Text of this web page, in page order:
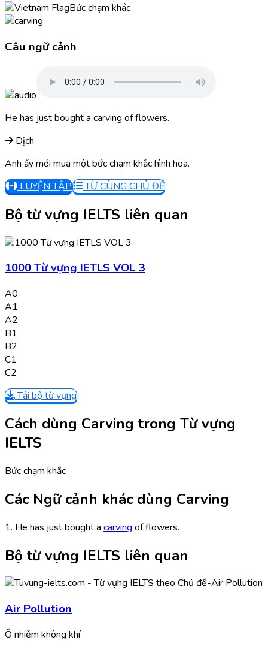
Bức chạm khắc
Câu ngữ cảnh
He has just bought a carving of flowers.
Dịch
Anh ấy mới mua một bức chạm khắc hình hoa.
LUYỆN TẬP
TỪ CÙNG CHỦ ĐỀ
Bộ từ vựng IELTS liên quan
1000 Từ vựng IETLS VOL 3
A0
A1
A2
B1
B2
C1
C2
Tải bộ từ vựng
Cách dùng Carving trong Từ vựng
IELTS
Bức chạm khắc
Các Ngữ cảnh khác dùng Carving
1. He has just bought a carving of flowers.
Bộ từ vựng IELTS liên quan
Air Pollution
Ô nhiễm không khí